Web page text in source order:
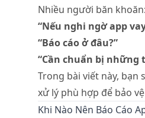
Nhiều người băn khoăn:
“Nếu nghi ngờ app
“Báo cáo ở đâu?”
“Cần chuẩn bị những
Trong bài viết này, bạn
xử lý phù hợp để bảo
Khi Nào Nên Báo Cáo